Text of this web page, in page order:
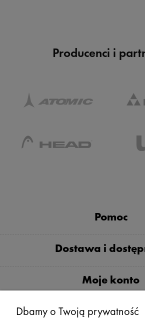
Producenci i
Pomoc
Dostawa i
Moje konto
Serwis
Dbamy o Twoją prywatność